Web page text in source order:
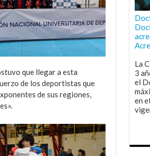
que llegar a esta
de los deportistas que
de sus regiones,
La
3
el
en